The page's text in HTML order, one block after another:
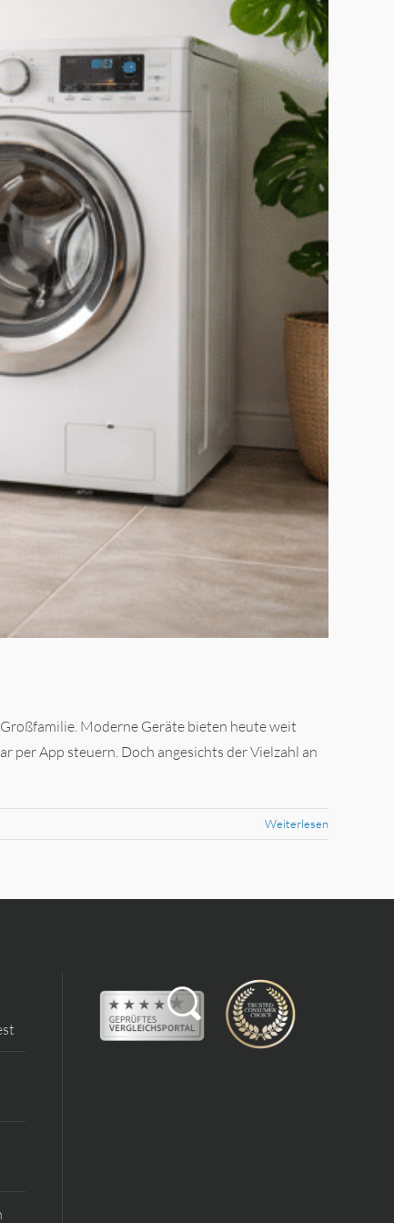
Moderne Geräte bieten heute weit
per App steuern. Doch angesichts der Vielzahl an
Weiterlesen